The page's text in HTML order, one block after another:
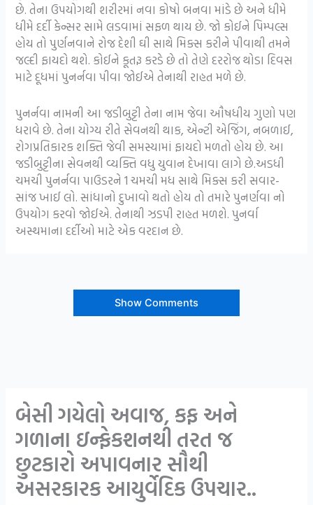
છે. તેના ઉપયોગથી શરીરમાં નવા કોષો બનવા માંડે છે અને ધીમે
ધીમે દર્દી કેન્સર સામે લડવામાં સફળ થાય છે. જો કોઈને પિમ્પલ્સ
હોય તો પુર્ણનવાને રોજ દેશી ઘી સાથે મિક્સ કરીને પીવાથી તમને
જલ્દી ફાયદો થશે. કોઈને કૂતરૂ કરડે છે તો તેણે દરરોજ થોડા દિવસ
માટે દૂધમાં પુનર્નવા પીવા જોઈએ તેનાથી રાહત મળે છે.
પુનર્નવા નામની આ જડીબુટ્ટી તેના નામ જેવા ઔષધીય ગુણો પણ
ધરાવે છે. તેના યોગ્ય રીતે સેવનથી થાક, એન્ટી એજિંગ, નબળાઈ,
રોગપ્રતિકારક શક્તિ જેવી સમસ્યામાં ફાયદો મળતો હોય છે. આ
જડીબુટ્ટીના સેવનથી વ્યક્તિ વધુ યુવાન દેખાવા લાગે છે.અડધી
ચમચી પુનર્નવા પાઉડરને 1 ચમચી મધ સાથે મિક્સ કરી સવાર-
સાંજ ખાઈ લો. સાંધાનો દુખાવો થતો હોય તો તમારે પુનર્ણવા નો
ઉપયોગ કરવો જોઈએ. તેનાથી ઝડપી રાહત મળશે. પુનર્વા
અસ્થમાના દર્દીઓ માટે એક વરદાન છે.
Show Comments
બેસી ગયેલો અવાજ, કફ અને
ગળાના ઇન્ફેકશનથી તરત જ
છુટકારો અપાવનાર સૌથી
અસરકારક આયુર્વેદિક ઉપચાર..